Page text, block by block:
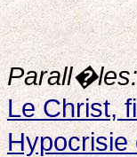
Parall�les:
Le Christ,